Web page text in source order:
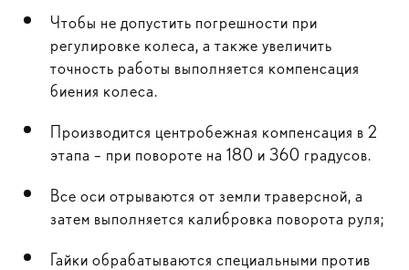
Чтобы не допустить погрешности при
регулировке колеса, а также увеличить
точность работы выполняется компенсация
биения колеса.
Производится центробежная компенсация в 2
этапа – при повороте на 180 и 360 градусов.
Все оси отрываются от земли траверсной, а
затем выполняется калибровка поворота руля;
Гайки обрабатываются специальными против